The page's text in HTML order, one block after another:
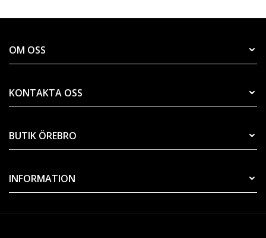
OM OSS
KONTAKTA OSS
BUTIK ÖREBRO
INFORMATION